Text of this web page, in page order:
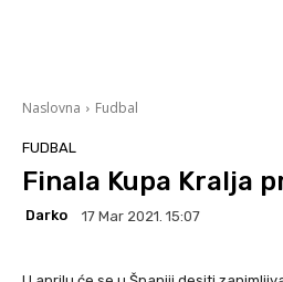
Naslovna Fudbal
FUDBAL
Finala Kupa Kralja
Darko 17 Mar 2021. 15:07